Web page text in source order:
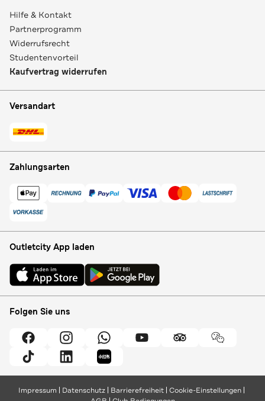
Hilfe & Kontakt
Partnerprogramm
Widerrufsrecht
Studentenvorteil
Kaufvertrag widerrufen
Versandart
Zahlungsarten
Outletcity App laden
Folgen Sie uns
Impressum Datenschutz Barrierefreiheit Cookie-Einstellungen